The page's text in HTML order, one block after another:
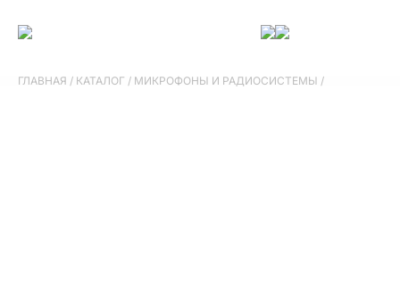
ГЛАВНАЯ / КАТАЛОГ / МИКРОФОНЫ И РАДИОСИСТЕМЫ /